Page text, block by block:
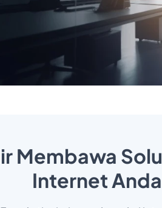
Membawa
Internet Anda